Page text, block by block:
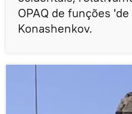
OPAQ de funções
Konashenkov.